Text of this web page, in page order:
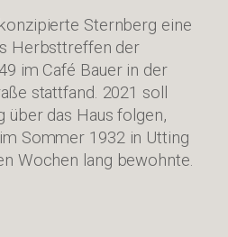
Sternberg eine
Herbsttreffen der
im Café Bauer in der
stattfand. 2021 soll
über das Haus folgen,
Sommer 1932 in Utting
Wochen lang bewohnte.